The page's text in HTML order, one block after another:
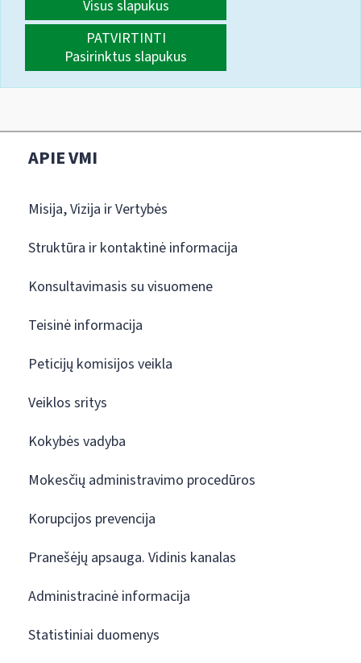
Visus slapukus
PATVIRTINTI
Pasirinktus slapukus
APIE VMI
Misija, Vizija ir Vertybės
Struktūra ir kontaktinė informacija
Konsultavimasis su visuomene
Teisinė informacija
Peticijų komisijos veikla
Veiklos sritys
Kokybės vadyba
Mokesčių administravimo procedūros
Korupcijos prevencija
Pranešėjų apsauga. Vidinis kanalas
Administracinė informacija
Statistiniai duomenys